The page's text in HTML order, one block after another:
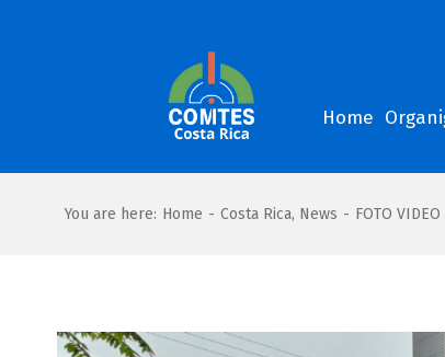
Home
You are here: Home - Costa Rica, News - FOTO
Ingrandisci